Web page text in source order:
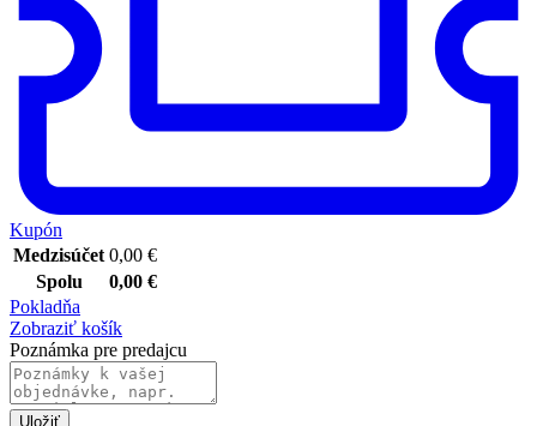
Kupón
Medzisúčet 0,00 €
Spolu
0,00 €
Pokladňa
Zobraziť košík
Poznámka pre predajcu
Uložiť